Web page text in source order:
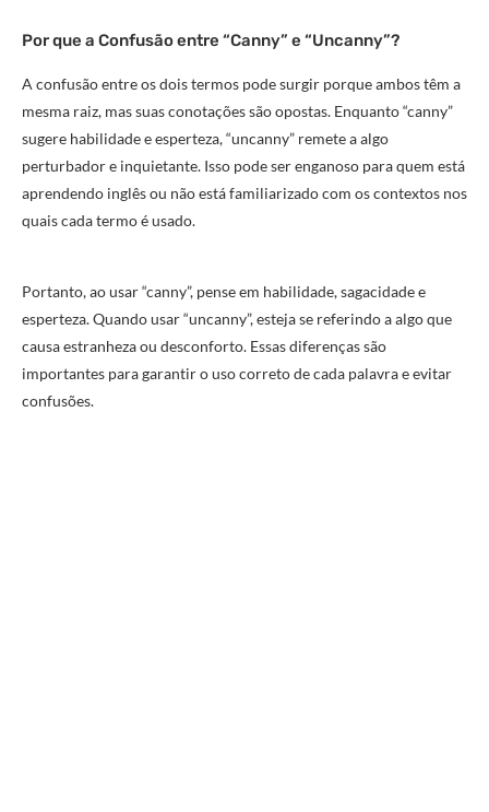
Por que a Confusão entre “Canny” e “Uncanny”?
A confusão entre os dois termos pode surgir porque ambos têm a
mesma raiz, mas suas conotações são opostas. Enquanto “canny”
sugere habilidade e esperteza, “uncanny” remete a algo
perturbador e inquietante. Isso pode ser enganoso para quem está
aprendendo inglês ou não está familiarizado com os contextos nos
quais cada termo é usado.
Portanto, ao usar “canny”, pense em habilidade, sagacidade e
esperteza. Quando usar “uncanny”, esteja se referindo a algo que
causa estranheza ou desconforto. Essas diferenças são
importantes para garantir o uso correto de cada palavra e evitar
confusões.